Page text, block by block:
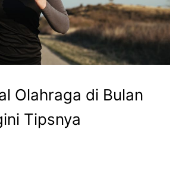
Olahraga di Bulan
Tipsnya